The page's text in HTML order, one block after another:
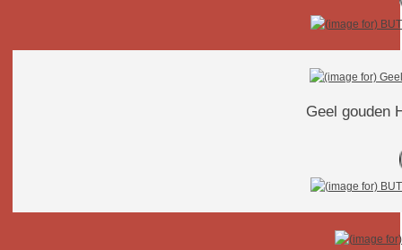
Geel gouden